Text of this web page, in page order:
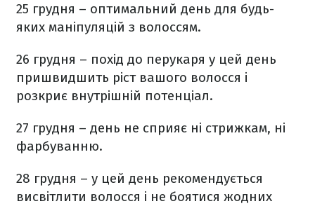
25 грудня – оптимальний день для будь-
яких маніпуляцій з волоссям.
26 грудня – похід до перукаря у цей день
пришвидшить ріст вашого волосся і
розкриє внутрішній потенціал.
27 грудня – день не сприяє ні стрижкам, ні
фарбуванню.
28 грудня – у цей день рекомендується
висвітлити волосся і не боятися жодних